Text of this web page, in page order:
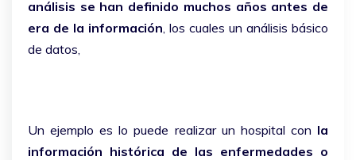
análisis se han definido muchos años antes de
era de la información , los cuales un análisis básico
de datos,
Un ejemplo es lo puede realizar un hospital con la
información histórica de las enfermedades o